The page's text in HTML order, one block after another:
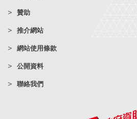
贊助
推介網站
網站使用條款
公開資料
聯絡我們